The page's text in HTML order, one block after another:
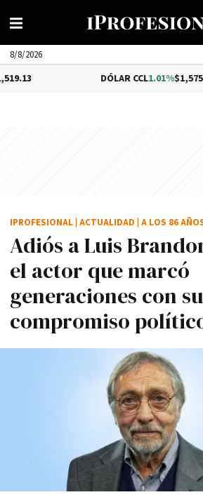
8/8/2026
1.01%$1,575.38
Adiós a Luis
el actor que marcó
generaciones con
compromiso
IPROFESIONAL ACTUALIDAD A LOS 86